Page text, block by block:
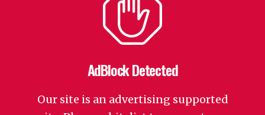
AdBlock Detected
Our site is an advertising supported